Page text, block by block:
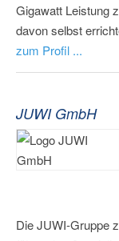
Gigawatt Leistung
davon selbst
zum Profil ...
JUWI GmbH
Die JUWI-Gruppe